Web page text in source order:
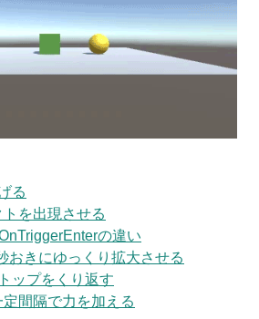
る
を出現させる
の違い
おきにゆっくり拡大させる
ップをくり返す
間隔で力を加える